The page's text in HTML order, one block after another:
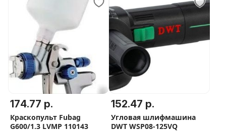
174.77 р.
Краскопульт Fubag
G600/1.3 LVMP 110143
152.47 р.
Угловая шлифмашина
DWT WSP08-125VQ